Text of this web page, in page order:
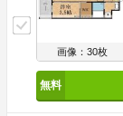
画像：30枚